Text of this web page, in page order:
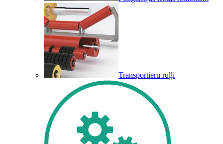
Transportieru ruļļi